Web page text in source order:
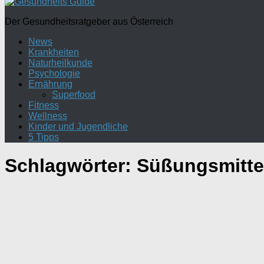
Der Gesundheitsratgeber aus Österreich
News
Krankheiten
Naturheilkunde
Psychologie
Ernährung
Superfood
Fitness
Wellness
Kinder und Jugendliche
5 Tipps
Schlagwörter: